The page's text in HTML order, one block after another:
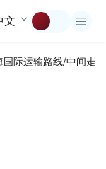
文
国际运输路线/中间走廊